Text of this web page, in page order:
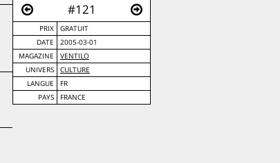
#121
PRIX
GRATUIT
DATE
2005-03-01
MAGAZINE
VENTILO
UNIVERS
CULTURE
LANGUE
FR
PAYS
FRANCE